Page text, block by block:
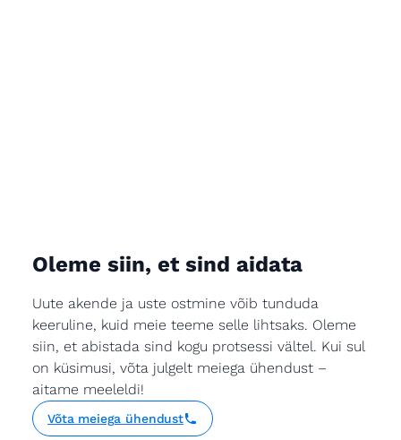
Oleme siin, et sind aidata
Uute akende ja uste ostmine võib tunduda
keeruline, kuid meie teeme selle lihtsaks. Oleme
siin, et abistada sind kogu protsessi vältel. Kui sul
on küsimusi, võta julgelt meiega ühendust –
aitame meeleldi!
Võta meiega ühendust